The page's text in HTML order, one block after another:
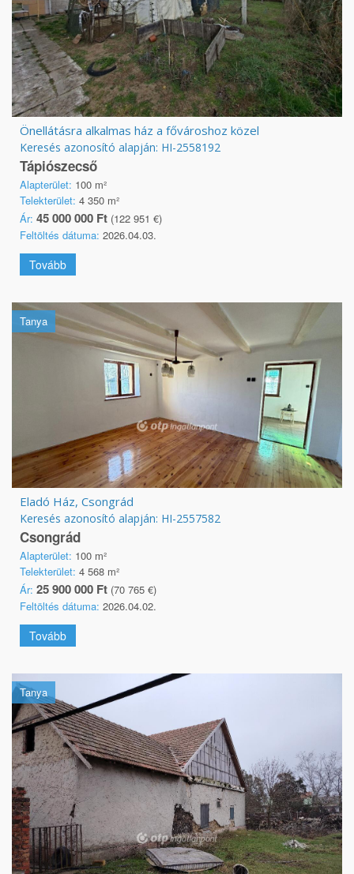
Önellátásra alkalmas ház a fővároshoz közel
Keresés azonosító alapján: HI-2558192
Tápiószecső
Alapterület: 100 m²
Telekterület: 4 350 m²
Ár: 45 000 000 Ft (122 951 €)
Feltöltés dátuma: 2026.04.03.
Tovább
Tanya
Eladó Ház, Csongrád
Keresés azonosító alapján: HI-2557582
Csongrád
Alapterület: 100 m²
Telekterület: 4 568 m²
Ár: 25 900 000 Ft (70 765 €)
Feltöltés dátuma: 2026.04.02.
Tovább
Tanya